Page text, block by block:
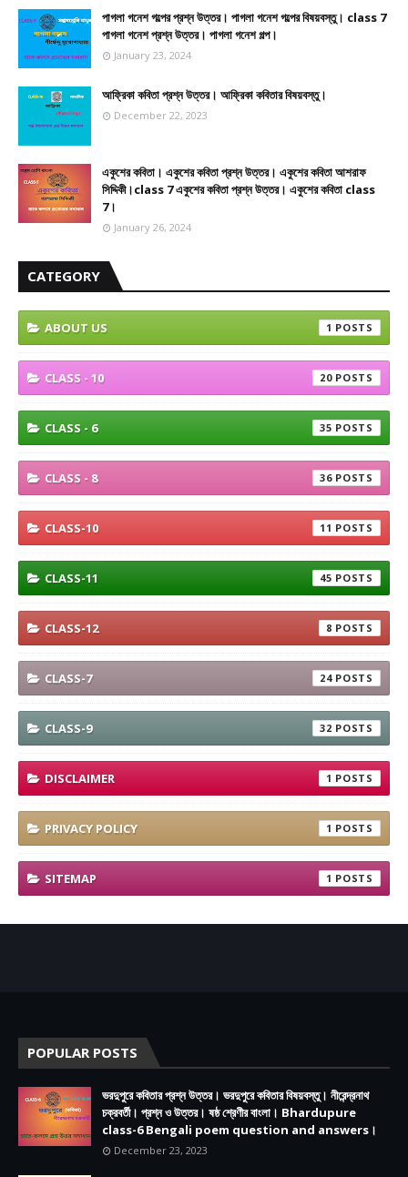
পাগলা গনেশ গল্পের প্রশ্ন উত্তর। পাগলা গনেশ গল্পের বিষয়বস্তু। class 7
পাগলা গনেশ প্রশ্ন উত্তর। পাগলা গনেশ গল্প।
January 23, 2024
আফ্রিকা কবিতা প্রশ্ন উত্তর। আফ্রিকা কবিতার বিষয়বস্তু।
December 22, 2023
একুশের কবিতা। একুশের কবিতা প্রশ্ন উত্তর। একুশের কবিতা আশরাফ
সিদ্দিকী।class 7 একুশের কবিতা প্রশ্ন উত্তর। একুশের কবিতা class
7।
January 26, 2024
CATEGORY
ABOUT US 1
CLASS - 10 20
CLASS - 6 35
CLASS - 8 36
CLASS-10 11
CLASS-11 45
CLASS-12 8
CLASS-7 24
CLASS-9 32
DISCLAIMER 1
PRIVACY POLICY 1
SITEMAP 1
POPULAR POSTS
ভরদুপুরে কবিতার প্রশ্ন উত্তর। ভরদুপুরে কবিতার বিষয়বস্তু। নীরেন্দ্রনাথ
চক্রবর্তী। প্রশ্ন ও উত্তর। ষষ্ঠ শ্রেণীর বাংলা। Bhardupure
class-6 Bengali poem question and answers।
December 23, 2023